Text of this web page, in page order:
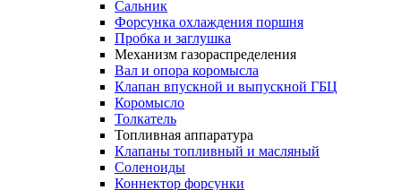
Сальник
Форсунка охлаждения поршня
Пробка и заглушка
Механизм газораспределения
Вал и опора коромысла
Клапан впускной и выпускной ГБЦ
Коромысло
Толкатель
Топливная аппаратура
Клапаны топливный и масляный
Соленоиды
Коннектор форсунки